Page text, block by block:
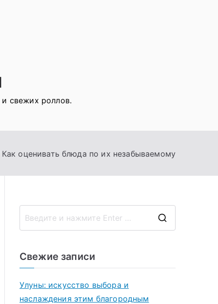
свежих роллов.
Как оценивать блюда по их незабываемому
Свежие записи
Улуны: искусство выбора и
наслаждения этим благородным